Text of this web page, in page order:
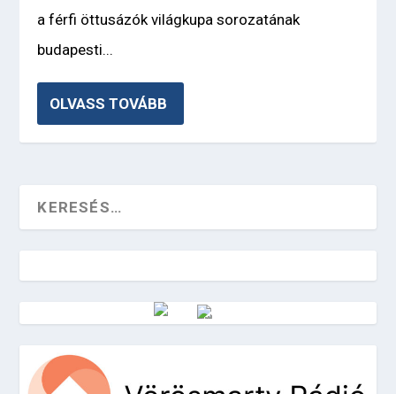
a férfi öttusázók világkupa sorozatának
budapesti...
OLVASS TOVÁBB
Vörösmarty Rádió